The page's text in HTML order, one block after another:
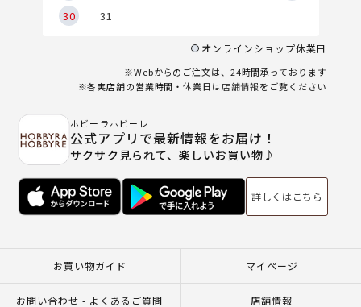
30
31
オンラインショップ休業日
※Webからのご注文は、24時間承っております
※各実店舗の営業時間・休業日は店舗情報をご覧ください
ホビーラホビーレ
公式アプリで最新情報をお届け！
サクサク見られて、楽しいお買い物♪
詳しくはこちら
お買い物ガイド マイページ
お問い合わせ - よくあるご質問 店舗情報